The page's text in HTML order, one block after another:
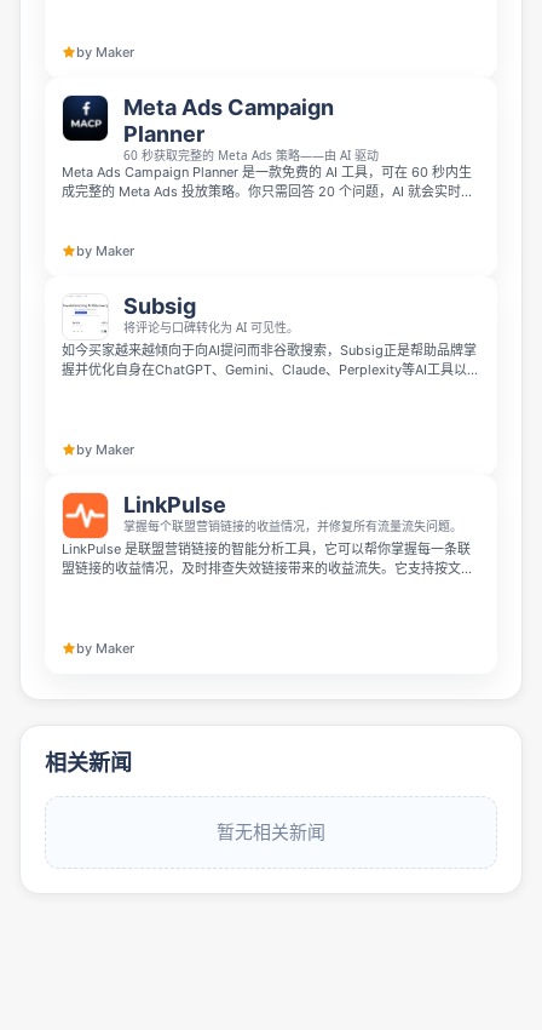
by Maker
Meta Ads Campaign
Planner
60 秒获取完整的 Meta Ads 策略——由 AI 驱动
Meta Ads Campaign Planner 是一款免费的 AI 工具，可在 60 秒内生
成完整的 Meta Ads 投放策略。你只需回答 20 个问题，AI 就会实时研
保存为 PDF。
by Maker
Subsig
将评论与口碑转化为 AI 可见性。
如今买家越来越倾向于向AI提问而非谷歌搜索，Subsig正是帮助品牌掌
握并优化自身在ChatGPT、Gemini、Claude、Perplexity等AI工具以及
by Maker
LinkPulse
掌握每个联盟营销链接的收益情况，并修复所有流量流失问题。
LinkPulse 是联盟营销链接的智能分析工具，它可以帮你掌握每一条联
盟链接的收益情况，及时排查失效链接带来的收益流失。它支持按文章
by Maker
相关新闻
暂无相关新闻